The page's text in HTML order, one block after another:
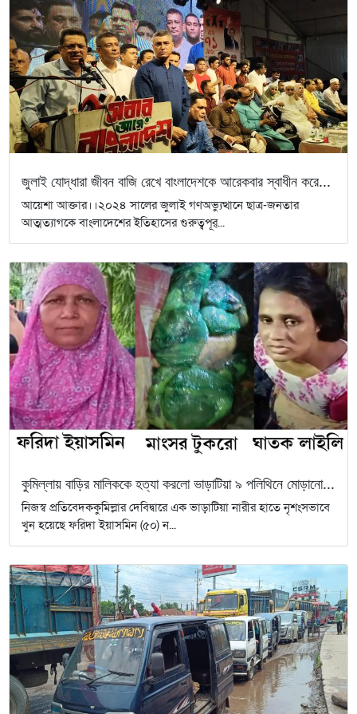
জুলাই যোদ্ধারা জীবন বাজি রেখে বাংলাদেশকে আরেকবার স্বাধীন করে...
আয়েশা আক্তার।।২০২৪ সালের জুলাই গণঅভ্যুত্থানে ছাত্র-জনতার
আত্মত্যাগকে বাংলাদেশের ইতিহাসের গুরুত্বপূর্...
কুমিল্লায় বাড়ির মালিককে হত্যা করলো ভাড়াটিয়া ৯ পলিথিনে মোড়ানো...
নিজস্ব প্রতিবেদককুমিল্লার দেবিদ্বারে এক ভাড়াটিয়া নারীর হাতে নৃশংসভাবে
খুন হয়েছে ফরিদা ইয়াসমিন (৫০) ন...